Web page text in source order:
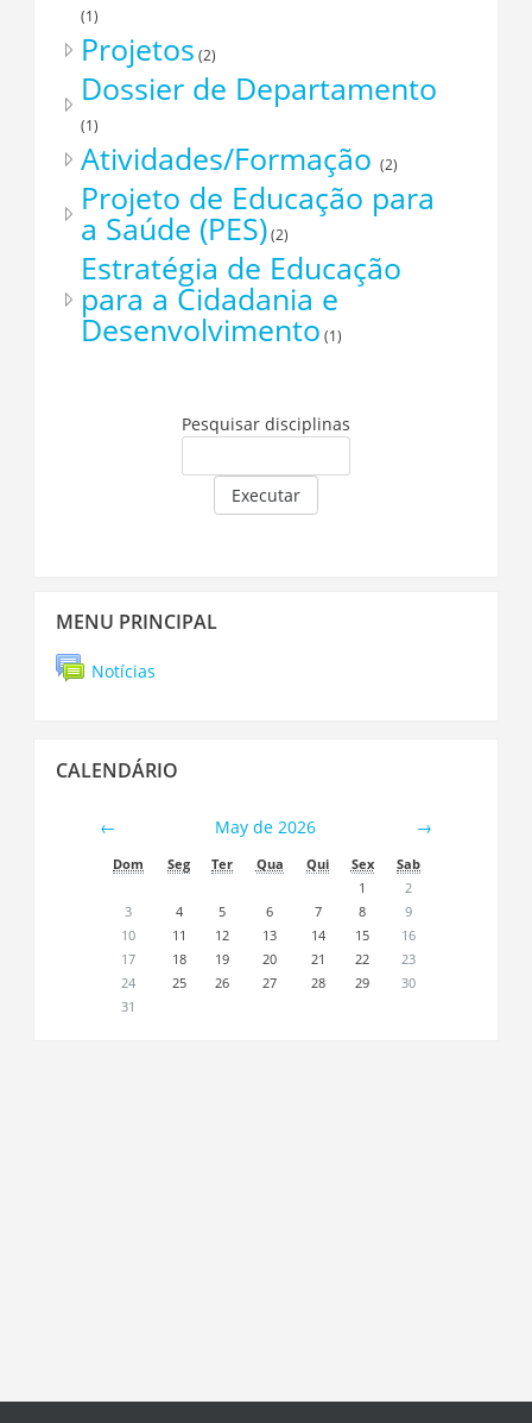
(1)
Projetos (2)
Dossier de Departamento
(1)
Atividades/Formação (2)
Projeto de Educação para
a Saúde (PES)(2)
Estratégia de Educação
para a Cidadania e
Desenvolvimento (1)
Pesquisar disciplinas
Executar
Menu
principal
MENU PRINCIPAL
Notícias
Calendário
CALENDÁRIO
← May de 2026 →
Dom Seg Ter Qua Qui Sex
Sab
1
2
3
4 5 6 7 8
9
10
11 12 13 14 15
16
17
18 19 20 21 22
23
24
25 26 27 28 29
30
31